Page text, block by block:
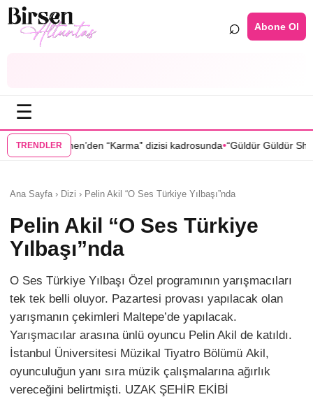
⌕ Abone Ol
☰
TRENDLER
“Karma” dizisi kadrosunda•“Güldür Güldür Show”un yıldızları
Ana Sayfa › Dizi › Pelin Akil “O Ses Türkiye Yılbaşı”nda
Pelin Akil “O Ses Türkiye
Yılbaşı”nda
O Ses Türkiye Yılbaşı Özel programının yarışmacıları
tek tek belli oluyor. Pazartesi provası yapılacak olan
yarışmanın çekimleri Maltepe’de yapılacak.
Yarışmacılar arasına ünlü oyuncu Pelin Akil de katıldı.
İstanbul Üniversitesi Müzikal Tiyatro Bölümü Akil,
oyunculuğun yanı sıra müzik çalışmalarına ağırlık
vereceğini belirtmişti. UZAK ŞEHİR EKİBİ